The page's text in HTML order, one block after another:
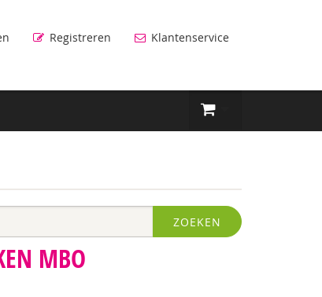
Registreren Klantenservice
ZOEKEN
MBO